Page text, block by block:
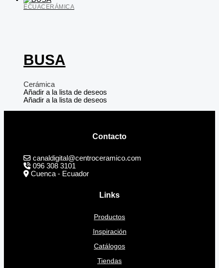
ECUACERÁMICA
BUSA
Cerámica
Añadir a la lista de deseos
Añadir a la lista de deseos
Contacto
canaldigital@centroceramico.com
096 308 3101
Cuenca - Ecuador
Links
Productos
Inspiración
Catálogos
Tiendas